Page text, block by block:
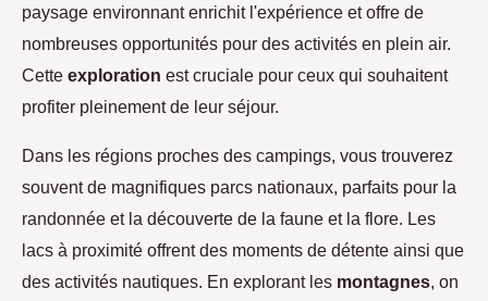
paysage environnant enrichit l'expérience et offre de
nombreuses opportunités pour des activités en plein air.
Cette exploration est cruciale pour ceux qui souhaitent
profiter pleinement de leur séjour.
Dans les régions proches des campings, vous trouverez
souvent de magnifiques parcs nationaux, parfaits pour la
randonnée et la découverte de la faune et la flore. Les
lacs à proximité offrent des moments de détente ainsi que
des activités nautiques. En explorant les montagnes, on